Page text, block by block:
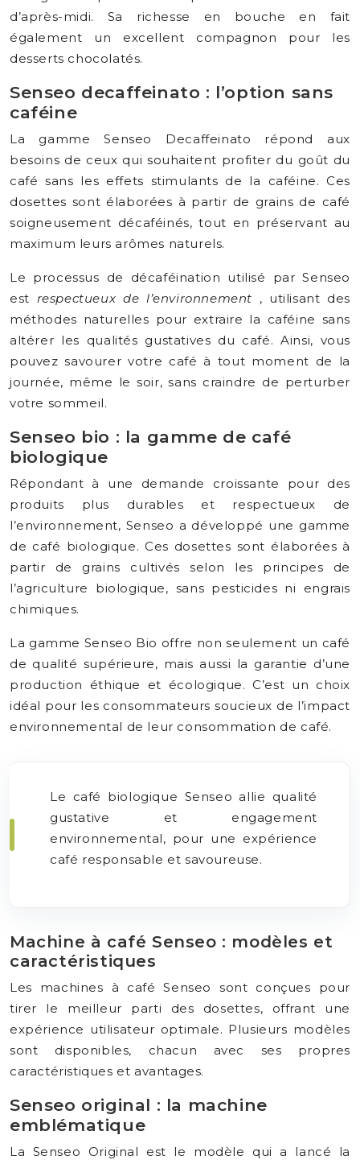
d’après-midi. Sa richesse en bouche en fait
également un excellent compagnon pour les
desserts chocolatés.
Senseo decaffeinato : l’option sans
caféine
La gamme Senseo Decaffeinato répond aux
besoins de ceux qui souhaitent profiter du goût du
café sans les effets stimulants de la caféine. Ces
dosettes sont élaborées à partir de grains de café
soigneusement décaféinés, tout en préservant au
maximum leurs arômes naturels.
Le processus de décaféination utilisé par Senseo
est respectueux de l’environnement , utilisant des
méthodes naturelles pour extraire la caféine sans
altérer les qualités gustatives du café. Ainsi, vous
pouvez savourer votre café à tout moment de la
journée, même le soir, sans craindre de perturber
votre sommeil.
Senseo bio : la gamme de café
biologique
Répondant à une demande croissante pour des
produits plus durables et respectueux de
l’environnement, Senseo a développé une gamme
de café biologique. Ces dosettes sont élaborées à
partir de grains cultivés selon les principes de
l’agriculture biologique, sans pesticides ni engrais
chimiques.
La gamme Senseo Bio offre non seulement un café
de qualité supérieure, mais aussi la garantie d’une
production éthique et écologique. C’est un choix
idéal pour les consommateurs soucieux de l’impact
environnemental de leur consommation de café.
Le café biologique Senseo allie qualité
gustative et engagement
environnemental, pour une expérience
café responsable et savoureuse.
Machine à café Senseo : modèles et
caractéristiques
Les machines à café Senseo sont conçues pour
tirer le meilleur parti des dosettes, offrant une
expérience utilisateur optimale. Plusieurs modèles
sont disponibles, chacun avec ses propres
caractéristiques et avantages.
Senseo original : la machine
emblématique
La Senseo Original est le modèle qui a lancé la